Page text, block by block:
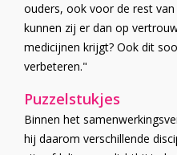
ouders, ook voor de rest
kunnen zij er dan op
medicijnen krijgt? Ook dit
verbeteren."
Puzzelstukjes
Binnen het
hij daarom verschillende